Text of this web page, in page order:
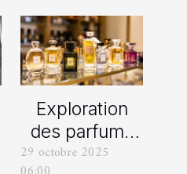
Exploration
des parfums
féminins
29 octobre 2025